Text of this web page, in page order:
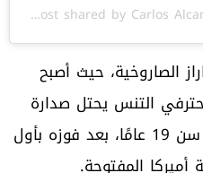
A post shared by Carlos Alcaraz Garfia (@carlitosalcarazz)
ألكاراز الصاروخية، حيث أصبح
التنس يحتل صدارة
التصنيف العالمي، وذلك في سن 19 عامًا، بعد فوزه بأول
المفتوحة.